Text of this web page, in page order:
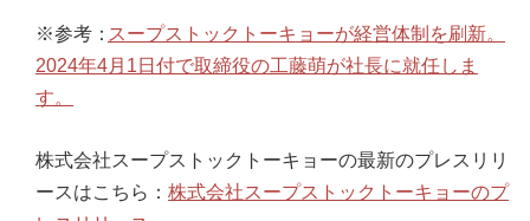
※参考： スープストックトーキョーが経営体制を刷新。
2024年4月1日付で取締役の工藤萌が社長に就任しま
す。
株式会社スープストックトーキョーの最新のプレスリリ
ースはこちら： 株式会社スープストックトーキョーのプ